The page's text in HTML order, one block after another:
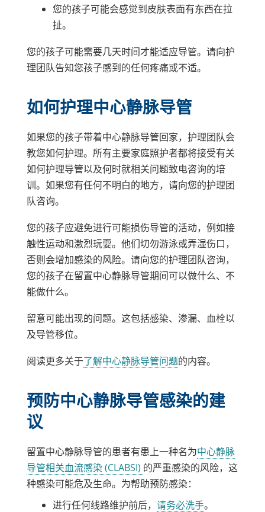
您的孩子可能会感觉到皮肤表面有东西在拉
扯。
您的孩子可能需要几天时间才能适应导管。请向护
理团队告知您孩子感到的任何疼痛或不适。
如何护理中心静脉导管
如果您的孩子带着中心静脉导管回家，护理团队会
教您如何护理。所有主要家庭照护者都将接受有关
如何护理导管以及何时就相关问题致电咨询的培
训。如果您有任何不明白的地方，请向您的护理团
队咨询。
您的孩子应避免进行可能损伤导管的活动，例如接
触性运动和激烈玩耍。他们切勿游泳或弄湿伤口，
否则会增加感染的风险。请向您的护理团队咨询，
您的孩子在留置中心静脉导管期间可以做什么、不
能做什么。
留意可能出现的问题。这包括感染、渗漏、血栓以
及导管移位。
阅读更多关于了解中心静脉导管问题的内容。
预防中心静脉导管感染的建
议
留置中心静脉导管的患者有患上一种名为中心静脉
导管相关血流感染 (CLABSI) 的严重感染的风险，这
种感染可能危及生命。为帮助预防感染：
进行任何线路维护前后， 请务必洗手。